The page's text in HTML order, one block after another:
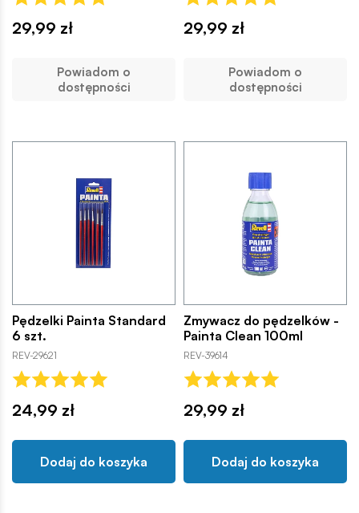
29,99 zł
Powiadom o
dostępności
29,99 zł
Powiadom o
dostępności
Pędzelki Painta Standard
6 szt.
REV-29621
24,99 zł
Dodaj do koszyka
Zmywacz do pędzelków -
Painta Clean 100ml
REV-39614
29,99 zł
Dodaj do koszyka